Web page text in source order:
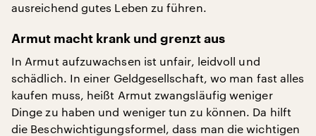
ausreichend gutes Leben zu führen.
Armut macht krank und grenzt aus
In Armut aufzuwachsen ist unfair, leidvoll und
schädlich. In einer Geldgesellschaft, wo man fast alles
kaufen muss, heißt Armut zwangsläufig weniger
Dinge zu haben und weniger tun zu können. Da hilft
die Beschwichtigungsformel, dass man die wichtigen